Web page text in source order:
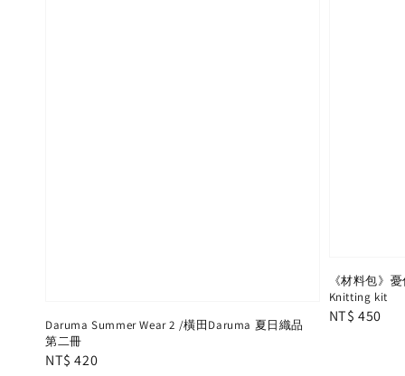
Daruma Summer Wear 2 /橫田Daruma 夏日織品
第二冊
Regular
NT$ 420
《材料包》
Knitting kit
Regular
NT$ 450